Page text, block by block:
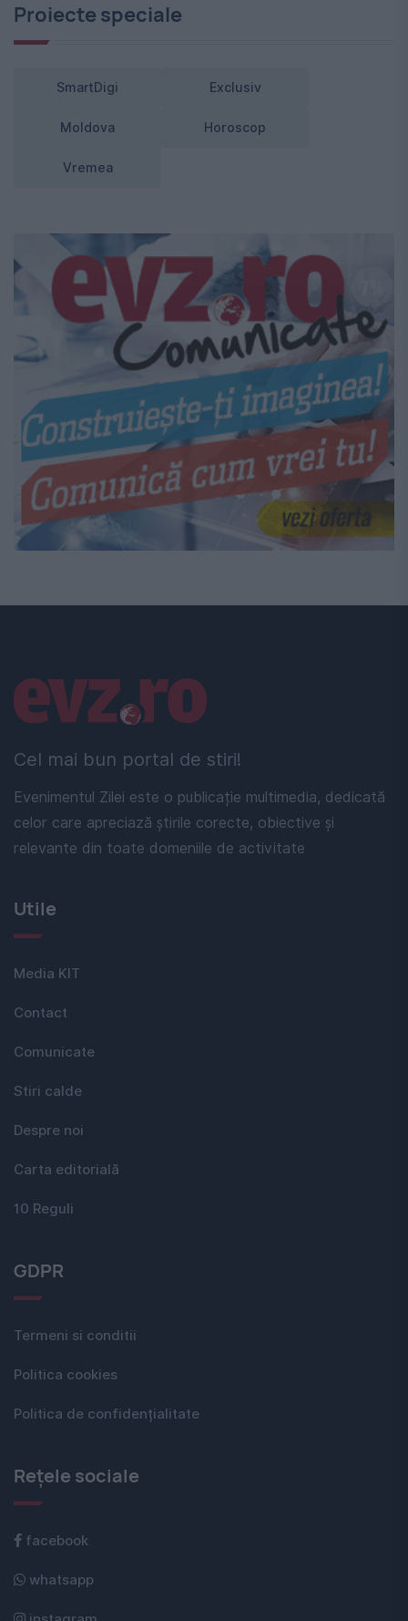
Proiecte speciale
SmartDigi Exclusiv
Moldova Horoscop
Vremea
Cel mai bun portal de stiri!
Evenimentul Zilei este o publicație multimedia, dedicată
celor care apreciază știrile corecte, obiective și
relevante din toate domeniile de activitate
Linkuri utile
Utile
Media KIT
Contact
Comunicate
Stiri calde
Despre noi
Carta editorială
10 Reguli
GDPR
Termeni si conditii
Politica cookies
Politica de confidențialitate
Rețele sociale
facebook
whatsapp